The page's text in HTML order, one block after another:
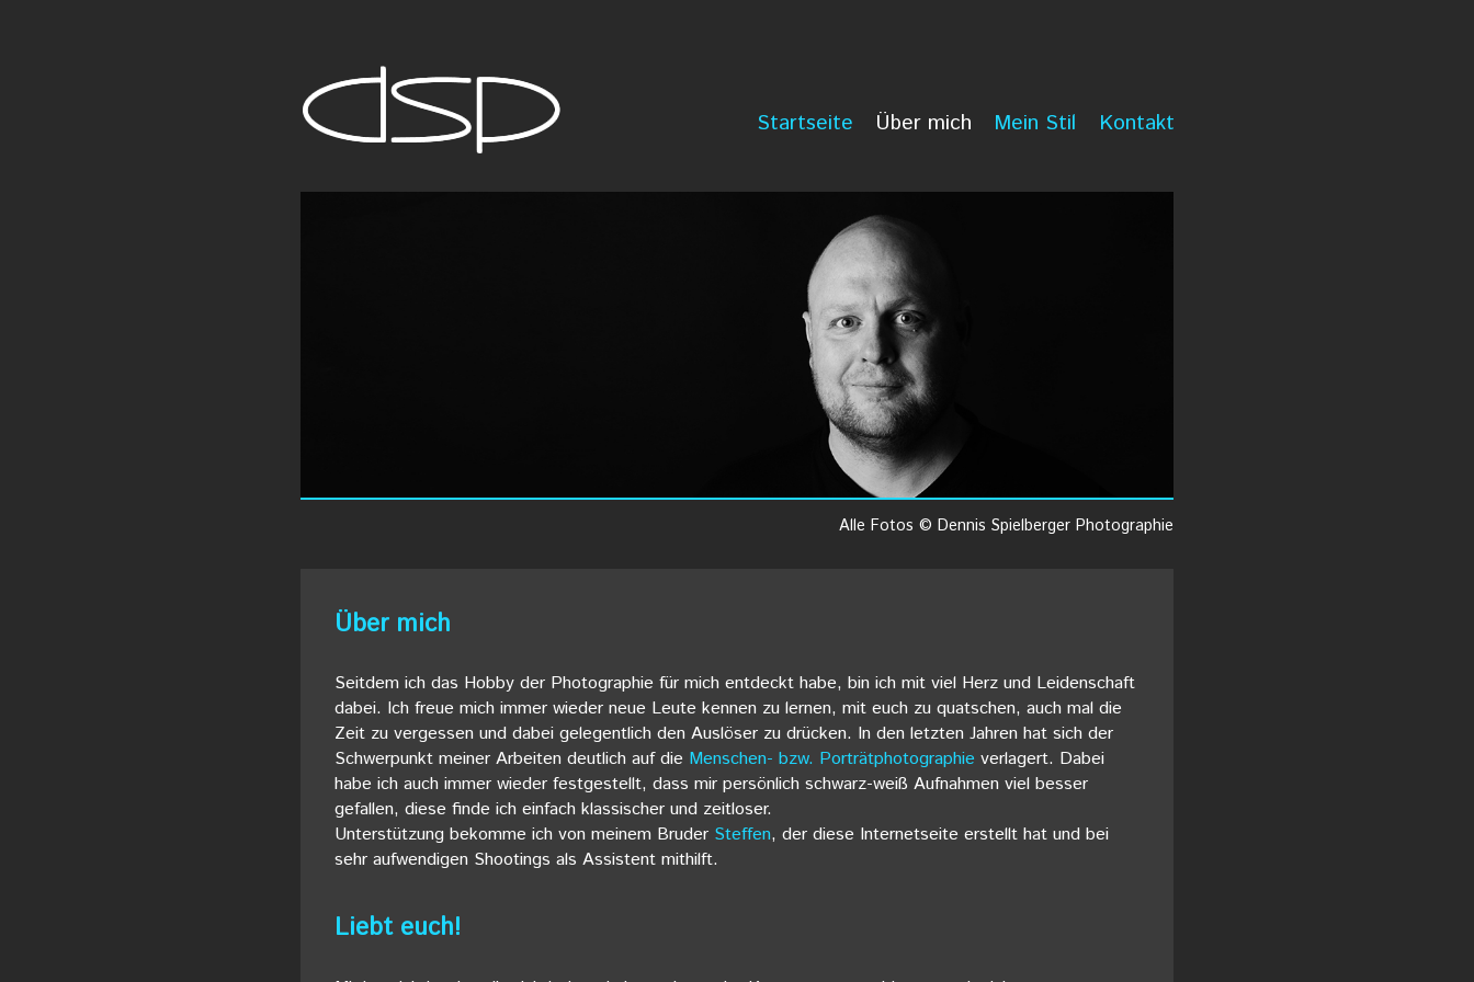
Startseite Über mich Mein Stil Kontakt
Alle Fotos © Dennis Spielberger Photographie
Über mich
Seitdem ich das Hobby der Photographie für mich entdeckt habe, bin ich mit viel Herz und Leidenschaft
dabei. Ich freue mich immer wieder neue Leute kennen zu lernen, mit euch zu quatschen, auch mal die
Zeit zu vergessen und dabei gelegentlich den Auslöser zu drücken. In den letzten Jahren hat sich der
Schwerpunkt meiner Arbeiten deutlich auf die Menschen- bzw. Porträtphotographie verlagert. Dabei
habe ich auch immer wieder festgestellt, dass mir persönlich schwarz-weiß Aufnahmen viel besser
gefallen, diese finde ich einfach klassischer und zeitloser.
Unterstützung bekomme ich von meinem Bruder Steffen, der diese Internetseite erstellt hat und bei
sehr aufwendigen Shootings als Assistent mithilft.
Liebt euch!